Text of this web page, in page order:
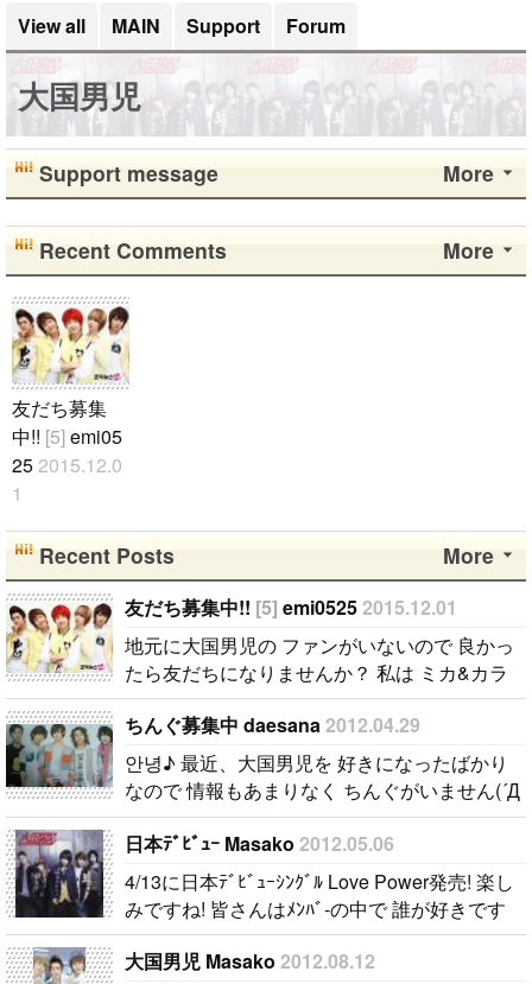
View all MAIN Support Forum
大国男児
More
Support message
More
Recent Comments
友だち募集
中!! [5]emi05
25 2015.12.0
1
児の ファン
がいないので
良かったら友
だちになりま
せんか？ 私
は ミカ&カラ
ムが好き!! イ
ベント&コン
サートが あ
る時は一緒に
参加しません
か？ 年齢は
関係ないの
で..
More
Recent Posts
友だち募集中!! [5] emi05252015.12.01
地元に大国男児の ファンがいないので 良かっ
たら友だちになりませんか？ 私は ミカ&カラ
ムが好き!! イベント&コンサートが ある時は一
緒に参加しませんか？ 年齢は関係ないので..
ちんぐ募集中 daesana2012.04.29
안녕♪ 最近、大国男児を 好きになったばかり
なので 情報もあまりなく ちんぐがいません(´Д
⊂ テグペンの方、 ちんぐになってください♡
カラムよりallです(*´∀｀*) mail待って..
日本ﾃﾞﾋﾞｭｰ Masako 2012.05.06
4/13に日本ﾃﾞﾋﾞｭｰｼﾝｸﾞﾙ Love Power発売! 楽し
みですね! 皆さんはﾒﾝﾊﾞ-の中で 誰が好きです
か?? 私はミカです!..
大国男児 Masako 2012.08.12